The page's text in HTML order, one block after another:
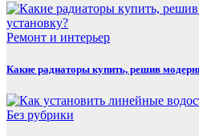
Ремонт и интерьер
Какие радиаторы купить, решив
Без рубрики